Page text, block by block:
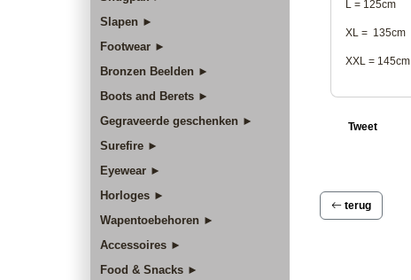
Slapen ►
Footwear ►
Bronzen Beelden ►
Boots and Berets ►
Gegraveerde geschenken ►
Surefire ►
Eyewear ►
Horloges ►
Wapentoebehoren ►
Accessoires ►
Food & Snacks ►
L = 125cm
XL = 135cm
XXL = 145cm
Tweet
terug